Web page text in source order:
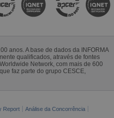
anos. A base de dados da INFORMA
qualificados, através de fontes
Network, com mais de 600
faz parte do grupo CESCE,
Report
Análise da Concorrência